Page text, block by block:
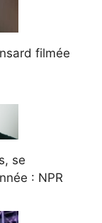
filmée
se
: NPR